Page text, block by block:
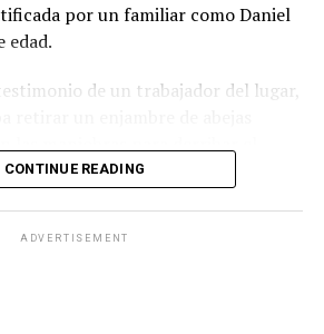
por un familiar como Daniel
edad.
de un trabajador del lugar,
Sin embargo, no alcanzó a
CONTINUE READING
ADVERTISEMENT